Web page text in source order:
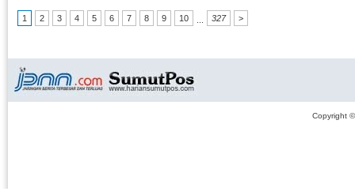
1 2 3 4 5 6 7 8 9 10 327 >
Copyright